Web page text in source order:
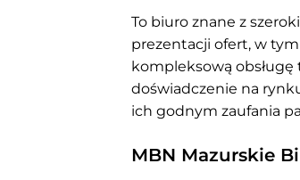
To biuro znane z
prezentacji ofert, w
kompleksową
doświadczenie na
ich godnym zaufania
MBN Mazurskie